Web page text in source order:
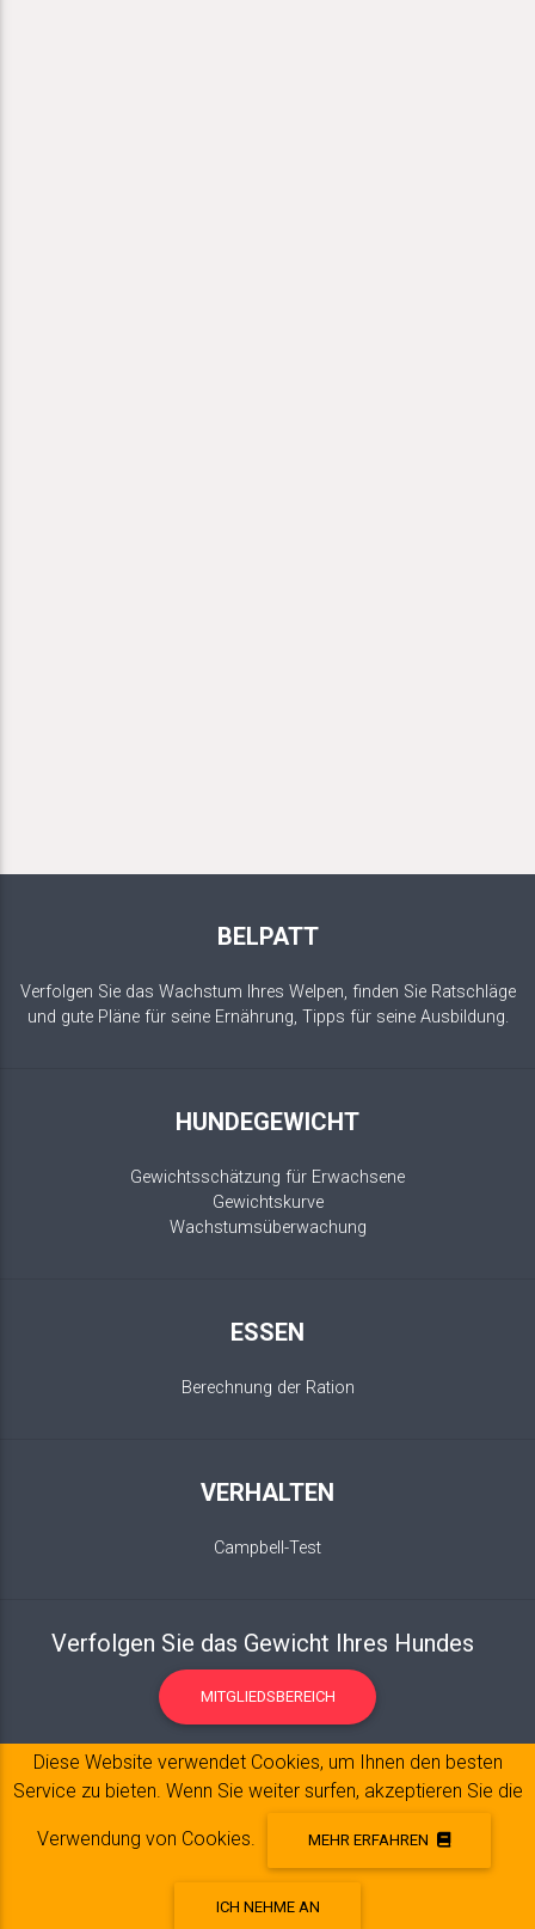
BELPATT
Verfolgen Sie das Wachstum Ihres Welpen, finden Sie Ratschläge
und gute Pläne für seine Ernährung, Tipps für seine Ausbildung.
HUNDEGEWICHT
Gewichtsschätzung für Erwachsene
Gewichtskurve
Wachstumsüberwachung
ESSEN
Berechnung der Ration
VERHALTEN
Campbell-Test
Verfolgen Sie das Gewicht Ihres Hundes
MITGLIEDSBEREICH
© 2017-2020 Copyright:
Diese Website verwendet Cookies, um Ihnen den besten
Service zu bieten. Wenn Sie weiter surfen, akzeptieren Sie die
Verwendung von Cookies. MEHR ERFAHREN
ICH NEHME AN